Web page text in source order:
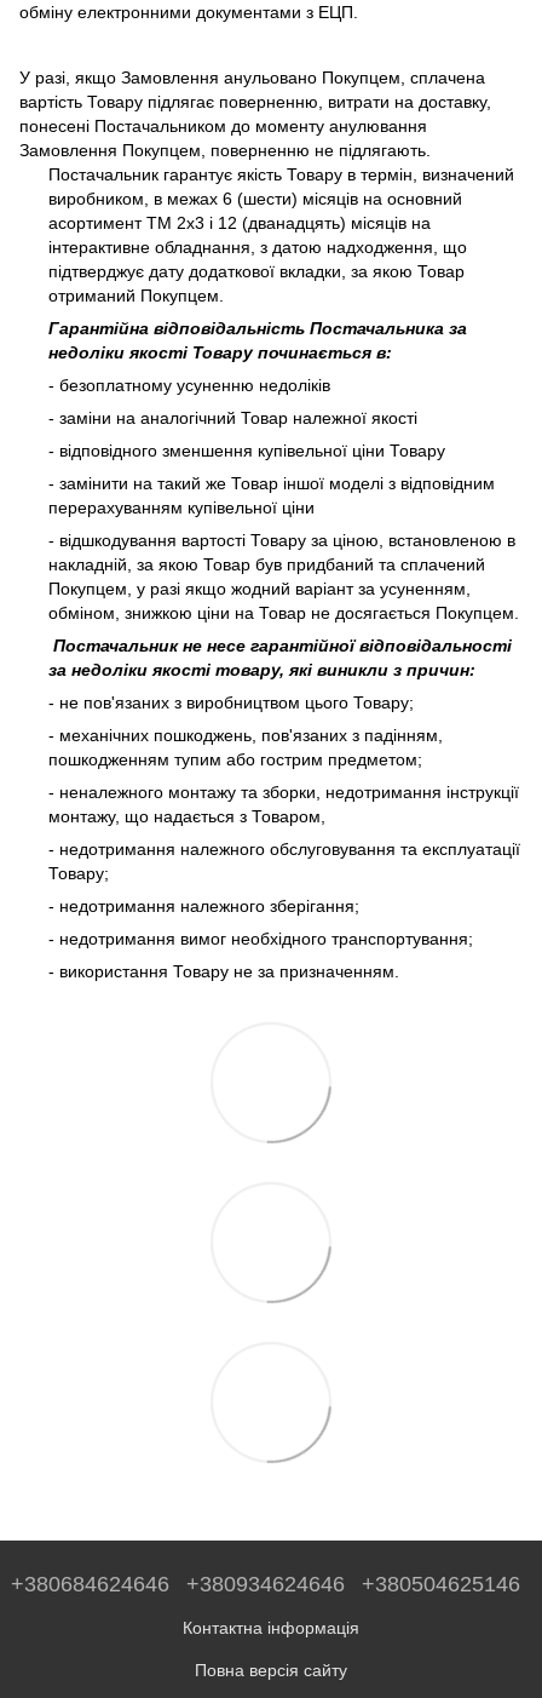
обміну електронними документами з ЕЦП.
У разі, якщо Замовлення анульовано Покупцем, сплачена
вартість Товару підлягає поверненню, витрати на доставку,
понесені Постачальником до моменту анулювання
Замовлення Покупцем, поверненню не підлягають.
Постачальник гарантує якість Товару в термін, визначений
виробником, в межах 6 (шести) місяців на основний
асортимент ТМ 2х3 і 12 (дванадцять) місяців на
інтерактивне обладнання, з датою надходження, що
підтверджує дату додаткової вкладки, за якою Товар
отриманий Покупцем.
Гарантійна відповідальність Постачальника за
недоліки якості Товару починається в:
- безоплатному усуненню недоліків
- заміни на аналогічний Товар належної якості
- відповідного зменшення купівельної ціни Товару
- замінити на такий же Товар іншої моделі з відповідним
перерахуванням купівельної ціни
- відшкодування вартості Товару за ціною, встановленою в
накладній, за якою Товар був придбаний та сплачений
Покупцем, у разі якщо жодний варіант за усуненням,
обміном, знижкою ціни на Товар не досягається Покупцем.
Постачальник не несе гарантійної відповідальності
за недоліки якості товару, які виникли з причин:
- не пов'язаних з виробництвом цього Товару;
- механічних пошкоджень, пов'язаних з падінням,
пошкодженням тупим або гострим предметом;
- неналежного монтажу та зборки, недотримання інструкції
монтажу, що надається з Товаром,
- недотримання належного обслуговування та експлуатації
Товару;
- недотримання належного зберігання;
- недотримання вимог необхідного транспортування;
- використання Товару не за призначенням.
+380684624646 +380934624646 +380504625146
Контактна інформація
Повна версія сайту